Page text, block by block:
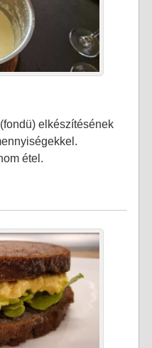
elkészítésének
étel.